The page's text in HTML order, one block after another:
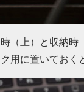
（上）と収納時
用に置いておく